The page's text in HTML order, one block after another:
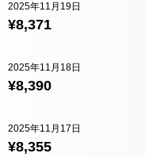
¥8,371
2025年11月19日
¥8,390
2025年11月18日
¥8,355
2025年11月17日